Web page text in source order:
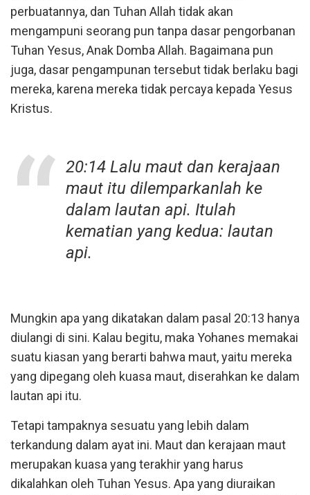
perbuatannya, dan Tuhan Allah tidak akan
mengampuni seorang pun tanpa dasar pengorbanan
Tuhan Yesus, Anak Domba Allah. Bagaimana pun
juga, dasar pengampunan tersebut tidak berlaku bagi
mereka, karena mereka tidak percaya kepada Yesus
Kristus.
20:14 Lalu maut dan kerajaan
maut itu dilemparkanlah ke
dalam lautan api. Itulah
kematian yang kedua: lautan
api.
Mungkin apa yang dikatakan dalam pasal 20:13 hanya
diulangi di sini. Kalau begitu, maka Yohanes memakai
suatu kiasan yang berarti bahwa maut, yaitu mereka
yang dipegang oleh kuasa maut, diserahkan ke dalam
lautan api itu.
Tetapi tampaknya sesuatu yang lebih dalam
terkandung dalam ayat ini. Maut dan kerajaan maut
merupakan kuasa yang terakhir yang harus
dikalahkan oleh Tuhan Yesus. Apa yang diuraikan